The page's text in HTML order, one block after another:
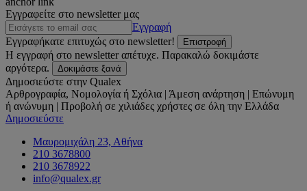
Εγγραφείτε στο newsletter μας
Εγγραφή
Εγγραφήκατε επιτυχώς στο newsletter!
Επιστροφή
Η εγγραφή στο newsletter απέτυχε. Παρακαλώ δοκιμάστε
αργότερα.
Δοκιμάστε ξανά
Δημοσιεύστε στην Qualex
Αρθρογραφία, Νομολογία ή Σχόλια | Άμεση ανάρτηση | Επώνυμη
ή ανώνυμη | Προβολή σε χιλιάδες χρήστες σε όλη την Ελλάδα
Δημοσιεύστε
Μαυρομιχάλη 23, Αθήνα
210 3678800
210 3678922
info@qualex.gr